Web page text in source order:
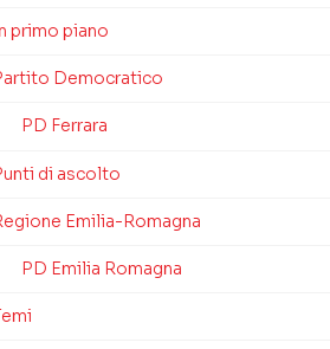
primo piano
Democratico
PD Ferrara
di ascolto
Emilia-Romagna
PD Emilia Romagna